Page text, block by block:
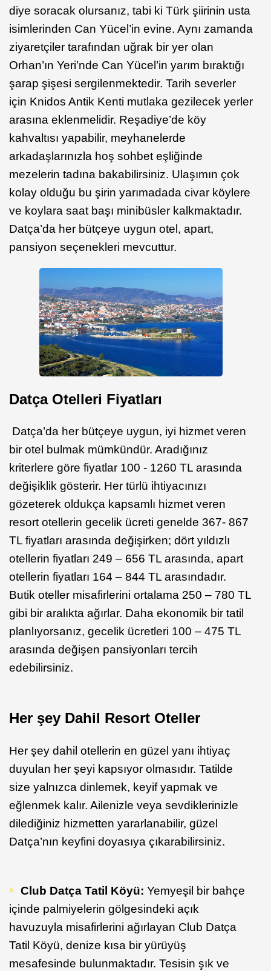
diye soracak olursanız, tabi ki Türk şiirinin usta
isimlerinden Can Yücel’in evine. Aynı zamanda
ziyaretçiler tarafından uğrak bir yer olan
Orhan’ın Yeri’nde Can Yücel’in yarım bıraktığı
şarap şişesi sergilenmektedir. Tarih severler
için Knidos Antik Kenti mutlaka gezilecek yerler
arasına eklenmelidir. Reşadiye’de köy
kahvaltısı yapabilir, meyhanelerde
arkadaşlarınızla hoş sohbet eşliğinde
mezelerin tadına bakabilirsiniz. Ulaşımın çok
kolay olduğu bu şirin yarımadada civar köylere
ve koylara saat başı minibüsler kalkmaktadır.
Datça’da her bütçeye uygun otel, apart,
pansiyon seçenekleri mevcuttur.
Datça Otelleri Fiyatları
Datça’da her bütçeye uygun, iyi hizmet veren
bir otel bulmak mümkündür. Aradığınız
kriterlere göre fiyatlar 100 - 1260 TL arasında
değişiklik gösterir. Her türlü ihtiyacınızı
gözeterek oldukça kapsamlı hizmet veren
resort otellerin gecelik ücreti genelde 367- 867
TL fiyatları arasında değişirken; dört yıldızlı
otellerin fiyatları 249 – 656 TL arasında, apart
otellerin fiyatları 164 – 844 TL arasındadır.
Butik oteller misafirlerini ortalama 250 – 780 TL
gibi bir aralıkta ağırlar. Daha ekonomik bir tatil
planlıyorsanız, gecelik ücretleri 100 – 475 TL
arasında değişen pansiyonları tercih
edebilirsiniz.
Her şey Dahil Resort Oteller
Her şey dahil otellerin en güzel yanı ihtiyaç
duyulan her şeyi kapsıyor olmasıdır. Tatilde
size yalnızca dinlemek, keyif yapmak ve
eğlenmek kalır. Ailenizle veya sevdiklerinizle
dilediğiniz hizmetten yararlanabilir, güzel
Datça’nın keyfini doyasıya çıkarabilirsiniz.
Club Datça Tatil Köyü: Yemyeşil bir bahçe
içinde palmiyelerin gölgesindeki açık
havuzuyla misafirlerini ağırlayan Club Datça
Tatil Köyü, denize kısa bir yürüyüş
mesafesinde bulunmaktadır. Tesisin şık ve